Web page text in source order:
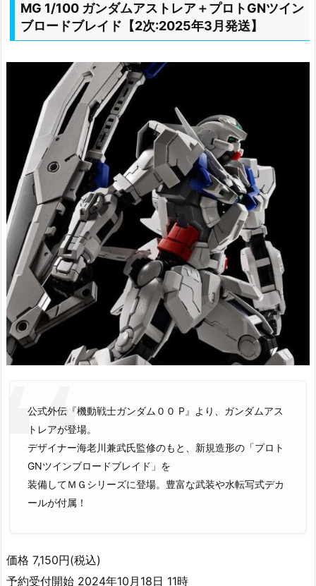
MG 1/100 ガンダムアストレア＋プロトGNツイン
ブロードブレイド【2次:2025年3月発送】
公式外伝『機動戦士ガンダム００ P』より、ガンダムアス
トレアが登場。
デザイナー海老川兼武氏監修のもと、新規造形の「プロト
GNツインブロードブレイド」を
装備してＭＧシリーズに登場。豊富な武装や水転写式デカ
ールが付属！
価格 7,150円(税込)
予約受付開始 2024年10月18日 11時